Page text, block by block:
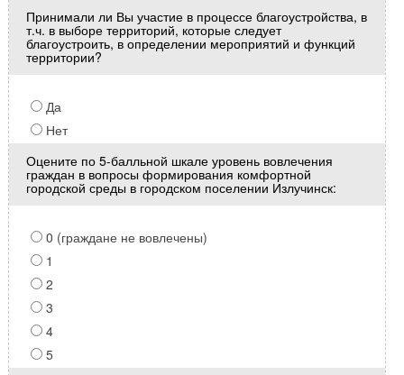
Принимали ли Вы участие в процессе благоустройства, в
т.ч. в выборе территорий, которые следует
благоустроить, в определении мероприятий и функций
территории?
Да
Нет
Оцените по 5-балльной шкале уровень вовлечения
граждан в вопросы формирования комфортной
городской среды в городском поселении Излучинск:
0 (граждане не вовлечены)
1
2
3
4
5